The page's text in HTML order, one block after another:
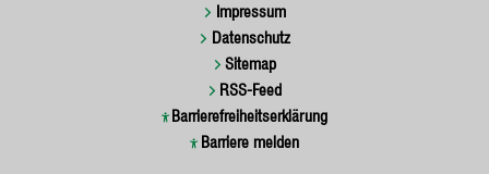
Impressum
Datenschutz
Sitemap
RSS-Feed
Barrierefreiheitserklärung
Barriere melden